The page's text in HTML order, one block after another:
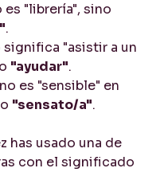
es "librería", sino
.
significa "asistir a un
"ayudar".
no es "sensible" en
"sensato/a".
has usado una de
con el significado